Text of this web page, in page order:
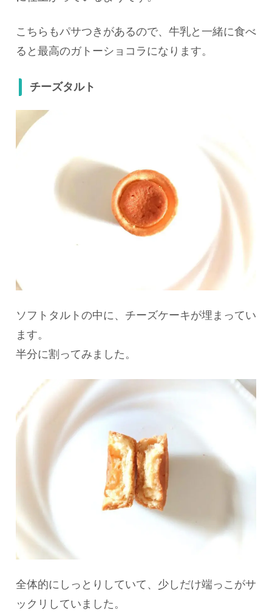
こちらもパサつきがあるので、牛乳と一緒に食べ
ると最高のガトーショコラになります。
チーズタルト
ソフトタルトの中に、チーズケーキが埋まってい
ます。
半分に割ってみました。
全体的にしっとりしていて、少しだけ端っこがサ
ックリしていました。